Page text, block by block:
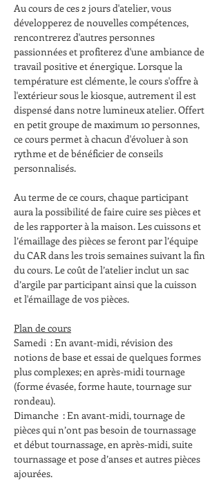
Au cours de ces 2 jours d'atelier, vous
développerez de nouvelles compétences,
rencontrerez d'autres personnes
passionnées et profiterez d'une ambiance de
travail positive et énergique. Lorsque la
température est clémente, le cours s'offre à
l'extérieur sous le kiosque, autrement il est
dispensé dans notre lumineux atelier. Offert
en petit groupe de maximum 10 personnes,
ce cours permet à chacun d'évoluer à son
rythme et de bénéficier de conseils
personnalisés.
Au terme de ce cours, chaque participant
aura la possibilité de faire cuire ses pièces et
de les rapporter à la maison. Les cuissons et
l’émaillage des pièces se feront par l’équipe
du CAR dans les trois semaines suivant la fin
du cours. Le coût de l’atelier inclut un sac
d’argile par participant ainsi que la cuisson
et l'émaillage de vos pièces.
Plan de cours
Samedi  : En avant-midi, révision des
notions de base et essai de quelques formes
plus complexes; en après-midi tournage
(forme évasée, forme haute, tournage sur
rondeau).
Dimanche  : En avant-midi, tournage de
pièces qui n’ont pas besoin de tournassage
et début tournassage, en après-midi, suite
tournassage et pose d’anses et autres pièces
ajourées.